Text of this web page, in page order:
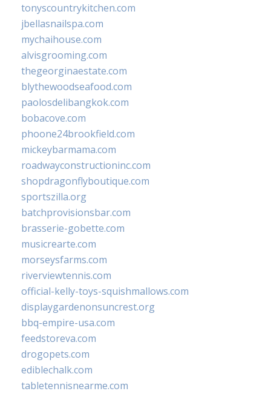
tonyscountrykitchen.com
jbellasnailspa.com
mychaihouse.com
alvisgrooming.com
thegeorginaestate.com
blythewoodseafood.com
paolosdelibangkok.com
bobacove.com
phoone24brookfield.com
mickeybarmama.com
roadwayconstructioninc.com
shopdragonflyboutique.com
sportszilla.org
batchprovisionsbar.com
brasserie-gobette.com
musicrearte.com
morseysfarms.com
riverviewtennis.com
official-kelly-toys-squishmallows.com
displaygardenonsuncrest.org
bbq-empire-usa.com
feedstoreva.com
drogopets.com
ediblechalk.com
tabletennisnearme.com